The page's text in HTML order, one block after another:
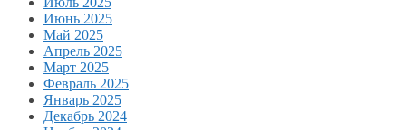
Июнь 2025
Май 2025
Апрель 2025
Март 2025
Февраль 2025
Январь 2025
Декабрь 2024